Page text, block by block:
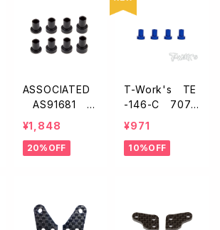
ASSOCIATED
AS91681 キ
ャスターブロック
ハットブッシン
グ・0.5/1.5/2.5
¥1,848
20%OFF
T-Work's TE
-146-C 7075
アルミ製アルミ
ブッシング C【ア
¥971
10%OFF